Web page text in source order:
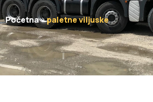
Početna paletne viljuske